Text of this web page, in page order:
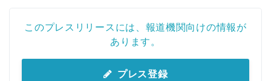
このプレスリリースには、報道機関向けの情報が
あります。
プレス登録